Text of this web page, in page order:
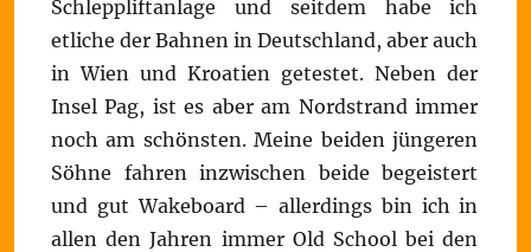
Schleppliftanlage und seitdem habe ich
etliche der Bahnen in Deutschland, aber auch
in Wien und Kroatien getestet. Neben der
Insel Pag, ist es aber am Nordstrand immer
noch am schönsten. Meine beiden jüngeren
Söhne fahren inzwischen beide begeistert
und gut Wakeboard – allerdings bin ich in
allen den Jahren immer Old School bei den